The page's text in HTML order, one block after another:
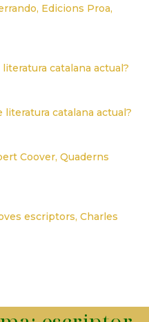
Edicions Proa,
catalana actual?
literatura catalana actual?
Coover, Quaderns
escriptors, Charles